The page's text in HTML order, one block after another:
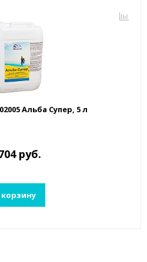
Альба Супер, 5 л
руб.
корзину